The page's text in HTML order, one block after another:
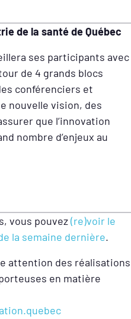
de la santé de Québec
ses participants avec
de 4 grands blocs
conférenciers et
nouvelle vision, des
que l’innovation
nombre d’enjeux au
vous pouvez(re)voir le
la semaine dernière.
attention des réalisations
en matière